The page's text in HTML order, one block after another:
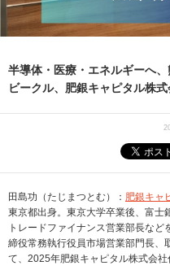
半導体・医療・エネルギーへ
ビークル、肥銀キャピタル株
田島功（たじまつとむ）： 肥銀キャ
東京都出身。東京大学卒業後、富士
トレードファイナンス営業部長な
締役常務執行役員市場営業部門長、
て、2025年肥銀キャピタル株式会社